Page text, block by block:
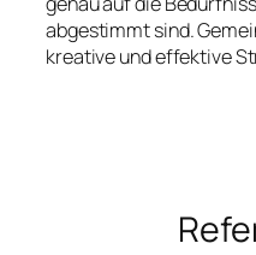
abgestimmt sind.
kreative und effektive